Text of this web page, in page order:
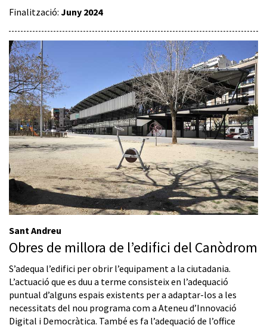
Finalització: Juny 2024
Sant Andreu
Obres de millora de l’edifici del Canòdrom
S’adequa l’edifici per obrir l’equipament a la ciutadania.
L’actuació que es duu a terme consisteix en l’adequació
puntual d’alguns espais existents per a adaptar-los a les
necessitats del nou programa com a Ateneu d’Innovació
Digital i Democràtica. També es fa l’adequació de l’office